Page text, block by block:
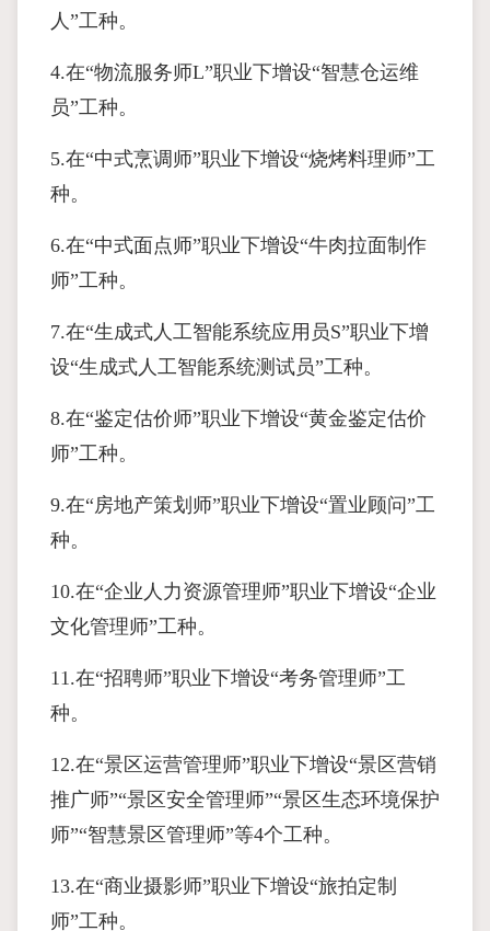
人”工种。
4.在“物流服务师L”职业下增设“智慧仓运维
员”工种。
5.在“中式烹调师”职业下增设“烧烤料理师”工
种。
6.在“中式面点师”职业下增设“牛肉拉面制作
师”工种。
7.在“生成式人工智能系统应用员S”职业下增
设“生成式人工智能系统测试员”工种。
8.在“鉴定估价师”职业下增设“黄金鉴定估价
师”工种。
9.在“房地产策划师”职业下增设“置业顾问”工
种。
10.在“企业人力资源管理师”职业下增设“企业
文化管理师”工种。
11.在“招聘师”职业下增设“考务管理师”工
种。
12.在“景区运营管理师”职业下增设“景区营销
推广师”“景区安全管理师”“景区生态环境保护
师”“智慧景区管理师”等4个工种。
13.在“商业摄影师”职业下增设“旅拍定制
师”工种。